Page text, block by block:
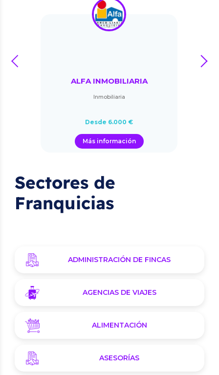
ALFA INMOBILIARIA
Inmobiliaria
Desde 6.000 €
Más información
prev next
Sectores de
Franquicias
ADMINISTRACIÓN DE FINCAS
AGENCIAS DE VIAJES
ALIMENTACIÓN
ASESORÍAS